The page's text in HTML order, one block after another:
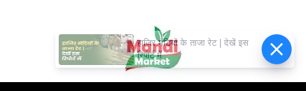
हाजिर मंडियों के ताजा रेट | देखें इस
रिपोर्ट में